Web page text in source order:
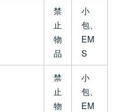
禁
止
物
品
小
包、
EM
S
禁
止
物
小
包、
EM